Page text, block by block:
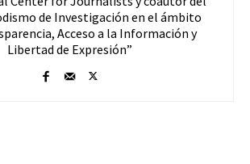
de Investigación en el ámbito
Acceso a la Información y
Libertad de Expresión”